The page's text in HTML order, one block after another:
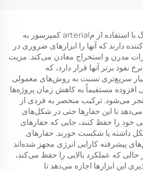
ماشین‌های حفاری سنگ با استفاده از مarterial کمپرسور به
دارند که آنها را ابزارهای ضروری در
مدرن و استخراج معادن می‌کند. مزیت
نفوذ برتر آنها قرار دارد، که
سریع‌تری نسبت به روش‌های معمولی
افزوده مستقیماً به کاهش زمان پروژه‌ها
می‌شود. ترکیب منحصر به فردی از
تا این حفارها حتی در شکل‌های
خود را حفظ کنند، جایی که حفارهای
داشته یا شکست خورند. حفارهای
پیشرفته کارایی انرژی مجهز شده‌اند
که عملکرد بالایی را حفظ می‌کند،
این ابزارها اجازه می‌دهد تا